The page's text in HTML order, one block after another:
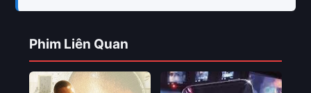
Phim Liên Quan